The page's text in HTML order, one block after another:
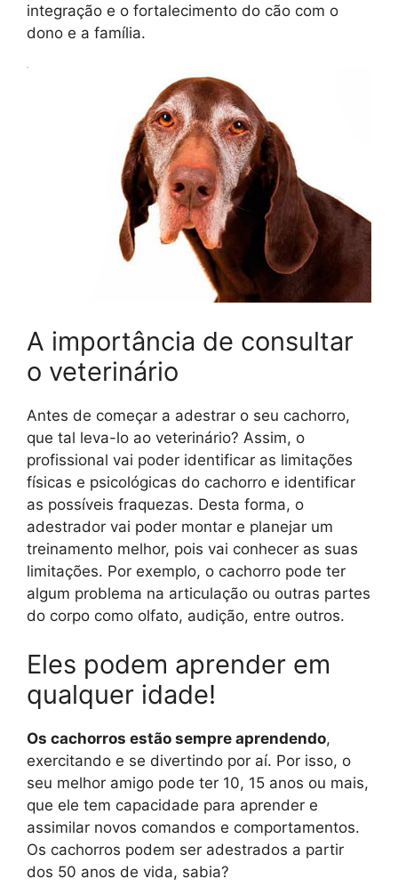
integração e o fortalecimento do cão com o
dono e a família.
A importância de consultar
o veterinário
Antes de começar a adestrar o seu cachorro,
que tal leva-lo ao veterinário? Assim, o
profissional vai poder identificar as limitações
físicas e psicológicas do cachorro e identificar
as possíveis fraquezas. Desta forma, o
adestrador vai poder montar e planejar um
treinamento melhor, pois vai conhecer as suas
limitações. Por exemplo, o cachorro pode ter
algum problema na articulação ou outras partes
do corpo como olfato, audição, entre outros.
Eles podem aprender em
qualquer idade!
Os cachorros estão sempre aprendendo,
exercitando e se divertindo por aí. Por isso, o
seu melhor amigo pode ter 10, 15 anos ou mais,
que ele tem capacidade para aprender e
assimilar novos comandos e comportamentos.
Os cachorros podem ser adestrados a partir
dos 50 anos de vida, sabia?